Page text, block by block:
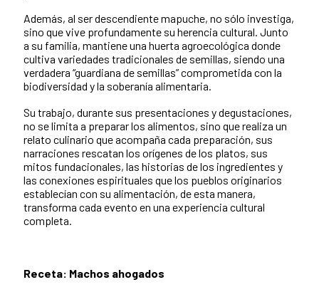
Además, al ser descendiente mapuche, no sólo investiga,
sino que vive profundamente su herencia cultural. Junto
a su familia, mantiene una huerta agroecológica donde
cultiva variedades tradicionales de semillas, siendo una
verdadera “guardiana de semillas” comprometida con la
biodiversidad y la soberanía alimentaria.
Su trabajo, durante sus presentaciones y degustaciones,
no se limita a preparar los alimentos, sino que realiza un
relato culinario que acompaña cada preparación, sus
narraciones rescatan los orígenes de los platos, sus
mitos fundacionales, las historias de los ingredientes y
las conexiones espirituales que los pueblos originarios
establecían con su alimentación, de esta manera,
transforma cada evento en una experiencia cultural
completa.
Receta: Machos ahogados